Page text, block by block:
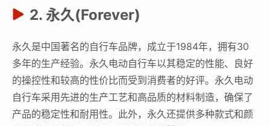
2. 永久(Forever)
永久是中国著名的自行车品牌，成立于1984年，拥有30
多年的生产经验。永久电动自行车以其稳定的性能、良好
的操控性和较高的性价比而受到消费者的好评。永久电动
自行车采用先进的生产工艺和高品质的材料制造，确保了
产品的稳定性和耐用性。此外，永久还提供多种款式和颜